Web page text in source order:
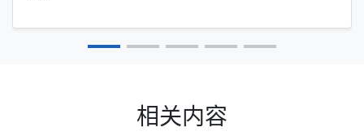
相关内容